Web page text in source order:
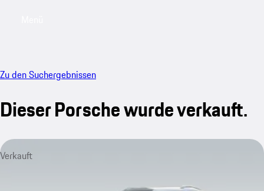
Zu den Suchergebnissen
Dieser Porsche wurde verkauft.
Verkauft